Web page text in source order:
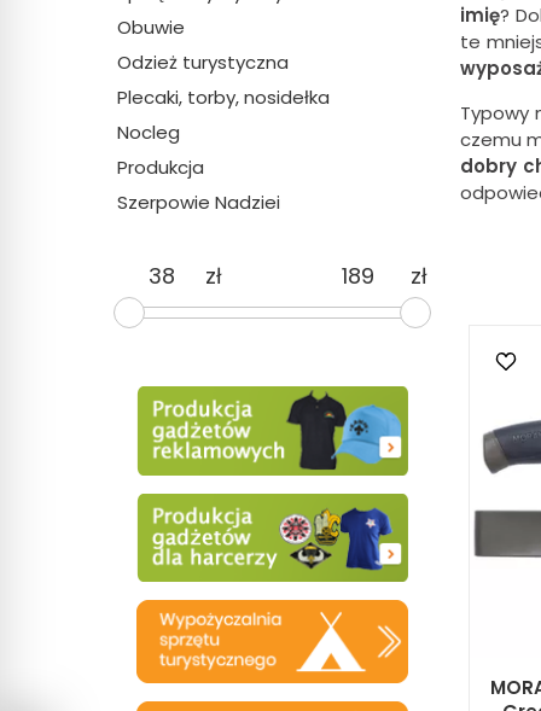
imię?
te
Typowy
czemu
dobry
Obuwie
Odzież turystyczna
Plecaki, torby, nosidełka
Nocleg
Produkcja
Szerpowie Nadziei
zł zł